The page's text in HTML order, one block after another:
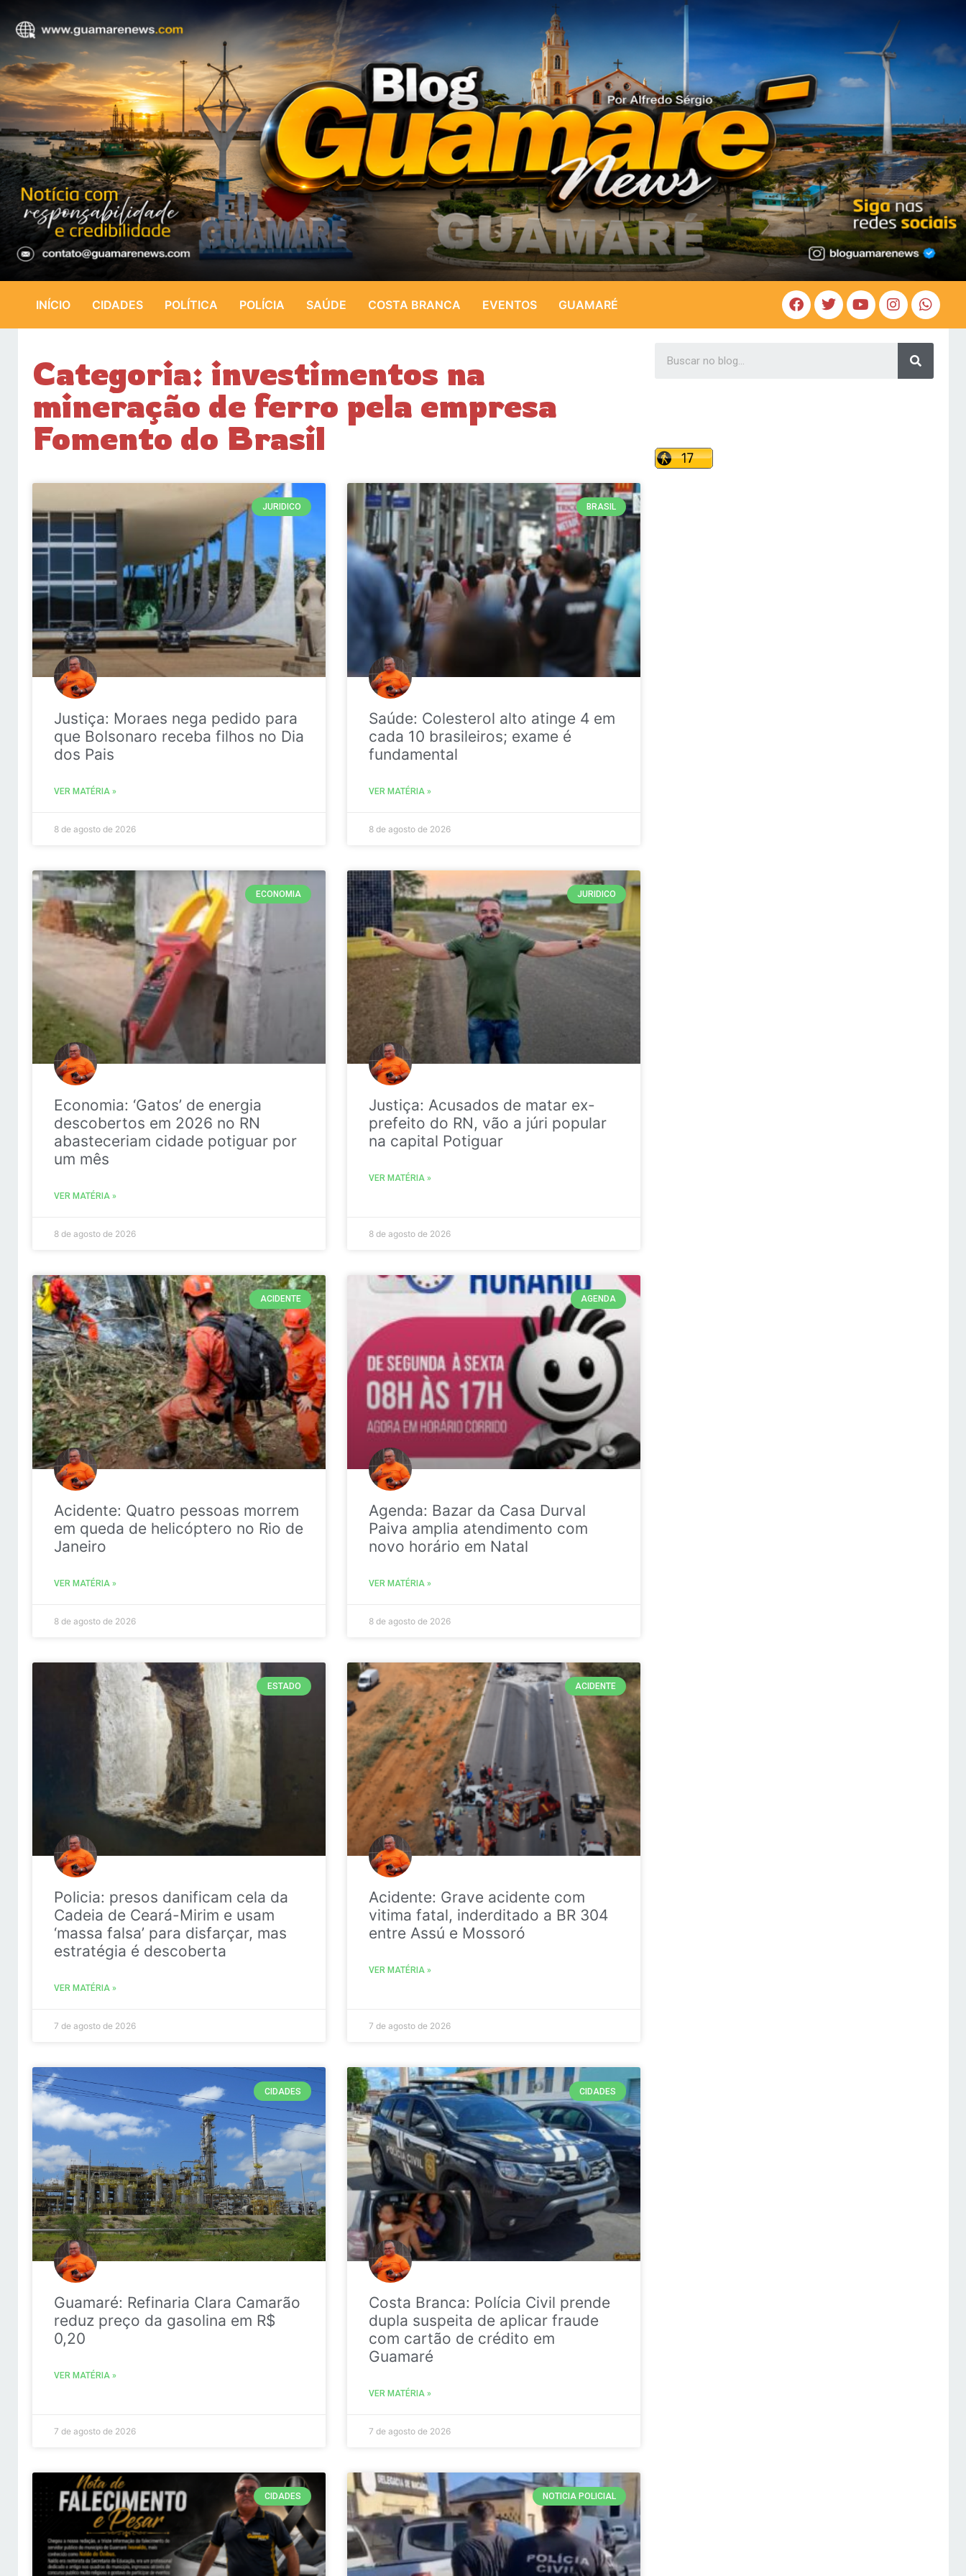
INÍCIO CIDADES POLÍTICA POLÍCIA SAÚDE COSTA BRANCA EVENTOS GUAMARÉ
Categoria: investimentos na
mineração de ferro pela empresa
Fomento do Brasil
JURIDICO
Justiça: Moraes nega pedido para
que Bolsonaro receba filhos no Dia
dos Pais
VER MATÉRIA »
8 de agosto de 2026
BRASIL
Saúde: Colesterol alto atinge 4 em
cada 10 brasileiros; exame é
fundamental
VER MATÉRIA »
8 de agosto de 2026
ECONOMIA
Economia: ‘Gatos’ de energia
descobertos em 2026 no RN
abasteceriam cidade potiguar por
um mês
VER MATÉRIA »
8 de agosto de 2026
JURIDICO
Justiça: Acusados de matar ex-
prefeito do RN, vão a júri popular
na capital Potiguar
VER MATÉRIA »
8 de agosto de 2026
ACIDENTE
Acidente: Quatro pessoas morrem
em queda de helicóptero no Rio de
Janeiro
VER MATÉRIA »
8 de agosto de 2026
AGENDA
Agenda: Bazar da Casa Durval
Paiva amplia atendimento com
novo horário em Natal
VER MATÉRIA »
8 de agosto de 2026
ESTADO
Policia: presos danificam cela da
Cadeia de Ceará-Mirim e usam
‘massa falsa’ para disfarçar, mas
estratégia é descoberta
VER MATÉRIA »
7 de agosto de 2026
ACIDENTE
Acidente: Grave acidente com
vitima fatal, inderditado a BR 304
entre Assú e Mossoró
VER MATÉRIA »
7 de agosto de 2026
CIDADES
Guamaré: Refinaria Clara Camarão
reduz preço da gasolina em R$
0,20
VER MATÉRIA »
7 de agosto de 2026
CIDADES
Costa Branca: Polícia Civil prende
dupla suspeita de aplicar fraude
com cartão de crédito em
Guamaré
VER MATÉRIA »
7 de agosto de 2026
CIDADES NOTICIA POLICIAL